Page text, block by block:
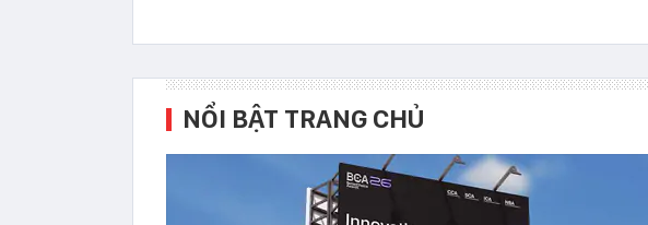
NỔI BẬT TRANG CHỦ